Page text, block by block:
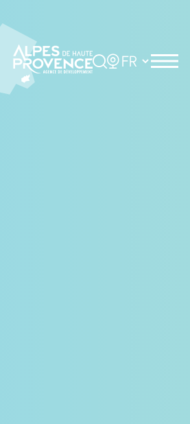
Rechercher
Choisir la langue